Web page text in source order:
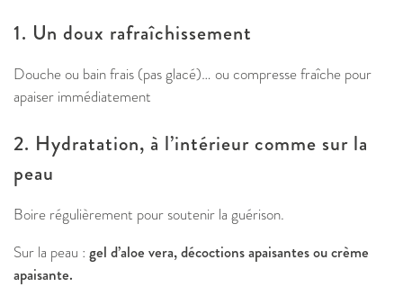
1. Un doux rafraîchissement
Douche ou bain frais (pas glacé)… ou compresse fraîche pour
apaiser immédiatement
2. Hydratation, à l’intérieur comme sur la
peau
Boire régulièrement pour soutenir la guérison.
Sur la peau : gel d’aloe vera, décoctions apaisantes ou crème
apaisante.